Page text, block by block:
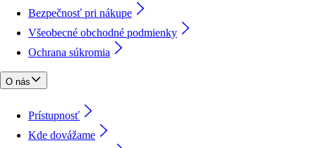
Bezpečnosť pri nákupe
Všeobecné obchodné podmienky
Ochrana súkromia
O nás
Prístupnosť
Kde dovážame